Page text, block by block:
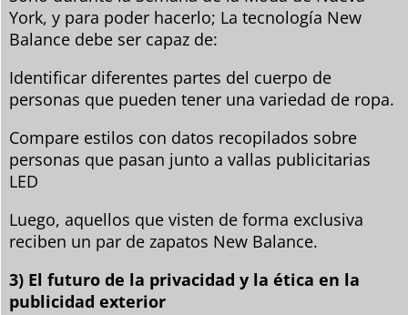
York, y para poder hacerlo; La tecnología New
Balance debe ser capaz de:
Identificar diferentes partes del cuerpo de
personas que pueden tener una variedad de ropa.
Compare estilos con datos recopilados sobre
personas que pasan junto a vallas publicitarias
LED
Luego, aquellos que visten de forma exclusiva
reciben un par de zapatos New Balance.
3) El futuro de la privacidad y la ética en la
publicidad exterior